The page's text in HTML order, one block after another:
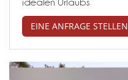
EINE ANFRAGE STELLEN